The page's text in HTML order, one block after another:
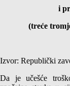
i
(treće
Izvor: Republički
Da je učešće